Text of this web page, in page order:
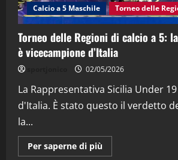
4 15/04/2026
"SportEmpire" in
“SportEmpire” in
08/04/2026
Calcio a 5 Maschile Torneo delle
Torneo delle Regioni di calcio a 5:
è vicecampione d’Italia
02/05/2026
La Rappresentativa Sicilia Under
d'Italia. È stato questo il verdetto
la...
Per saperne di più
informazioni